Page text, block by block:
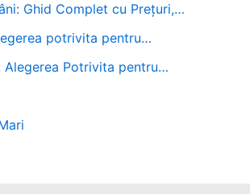
Ghid Complet cu Prețuri,…
potrivita pentru…
Alegerea Potrivita pentru…